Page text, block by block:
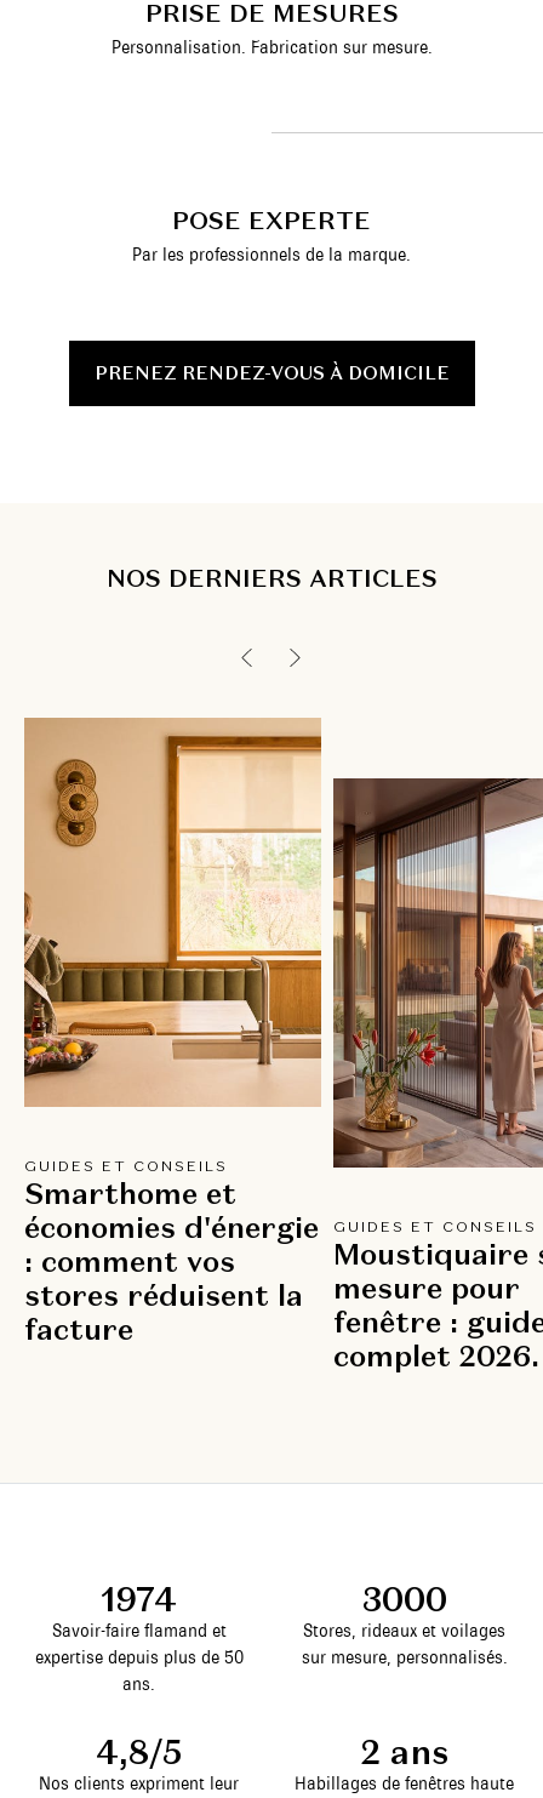
PRISE DE MESURES
Personnalisation. Fabrication sur mesure.
POSE EXPERTE
Par les professionnels de la marque.
PRENEZ RENDEZ-VOUS À DOMICILE
NOS DERNIERS ARTICLES
GUIDES ET CONSEILS
Smarthome et
économies d'énergie
: comment vos
stores réduisent la
facture
GUIDES ET CONSEILS
Moustiquaire
mesure pour
fenêtre :
complet 2026.
1974
Savoir-faire flamand et
expertise depuis plus de 50
ans.
3000
Stores, rideaux et voilages
sur mesure, personnalisés.
4,8/5
Nos clients expriment leur
2 ans
Habillages de fenêtres haute